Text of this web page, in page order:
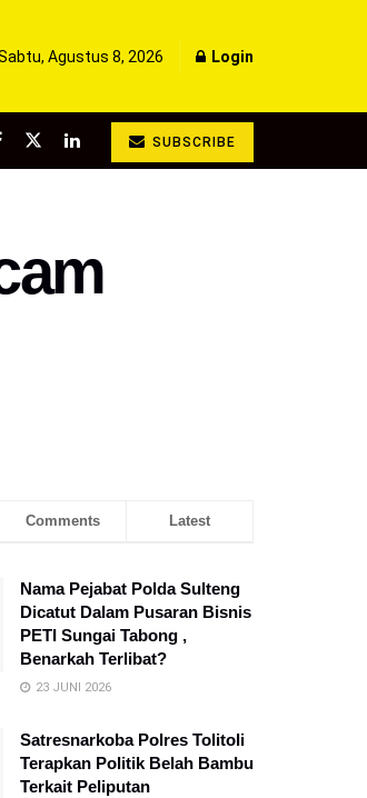
Agustus 8, 2026 Login
SUBSCRIBE
Comments Latest
Nama Pejabat Polda Sulteng
Dicatut Dalam Pusaran Bisnis
PETI Sungai Tabong ,
Benarkah Terlibat?
23 JUNI 2026
Satresnarkoba Polres Tolitoli
Terapkan Politik Belah Bambu
Terkait Peliputan